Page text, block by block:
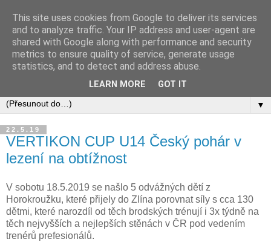
▼
22.5.19
VERTIKON CUP U14 Český pohár v
lezení na obtížnost
V sobotu 18.5.2019 se našlo 5 odvážných dětí z
Horokroužku, které přijely do Zlína porovnat síly s cca 130
dětmi, které narozdíl od těch brodských trénují i 3x týdně na
těch nejvyšších a nejlepších stěnách v ČR pod vedením
trenérů prefesionálů.
This site uses cookies from Google to deliver its services
and to analyze traffic. Your IP address and user-agent are
shared with Google along with performance and security
metrics to ensure quality of service, generate usage
statistics, and to detect and address abuse.
LEARN MORE GOT IT